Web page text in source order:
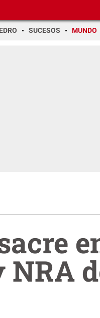
SUCESOS MUNDO
NRA